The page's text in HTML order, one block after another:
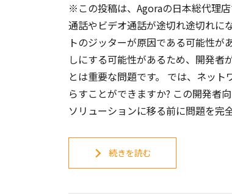
※この投稿は、Agoraの日本総代理
通話やビデオ通話が途切れ途切れに
トのジッターが原因である可能性
しにする可能性があるため、開発者
とは重要な問題です。 では、ネッ
らすことができますか? この開発者
ソリューションに移る前に問題を完
続きを読む